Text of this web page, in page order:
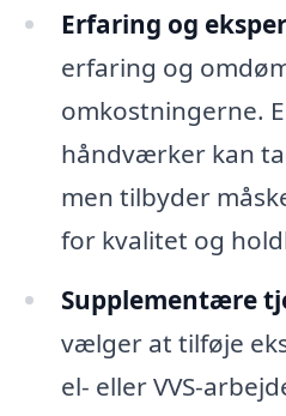
Erfaring og
erfaring og
omkostningerne.
håndværker kan
men tilbyder
for kvalitet og
Supplementære
vælger at tilføje
el- eller VVS-